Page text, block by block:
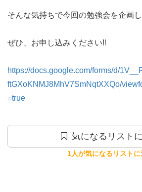
そんな気持ちで今回の勉強会を企画
ぜひ、お申し込みください‼️
https://docs.google.com/forms/d/
ftGXoKNMJ8MhV7SmNqtXXQo/
=true
気になるリスト
1人が気になるリスト